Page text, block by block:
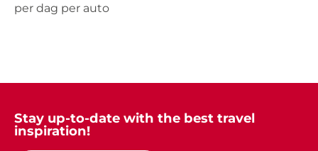
per dag per auto
Stay up-to-date with the best travel
inspiration!